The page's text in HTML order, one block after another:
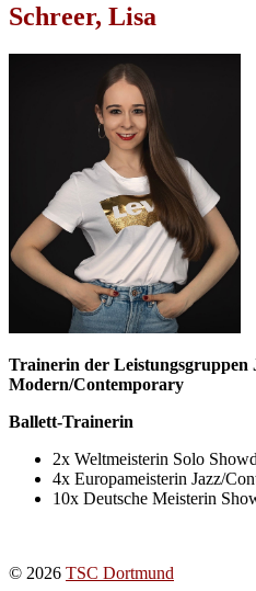
Schreer, Lisa
Trainerin der Leistungsgruppen
Modern/Contemporary
Ballett-Trainerin
2x Weltmeisterin Solo
4x Europameisterin Jazz/
10x Deutsche Meisterin
© 2026 TSC Dortmund